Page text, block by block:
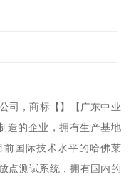
司，商标【】【广东中业
造的企业，拥有生产基地
国际技术水平的哈佛莱
点测试系统，拥有国内的